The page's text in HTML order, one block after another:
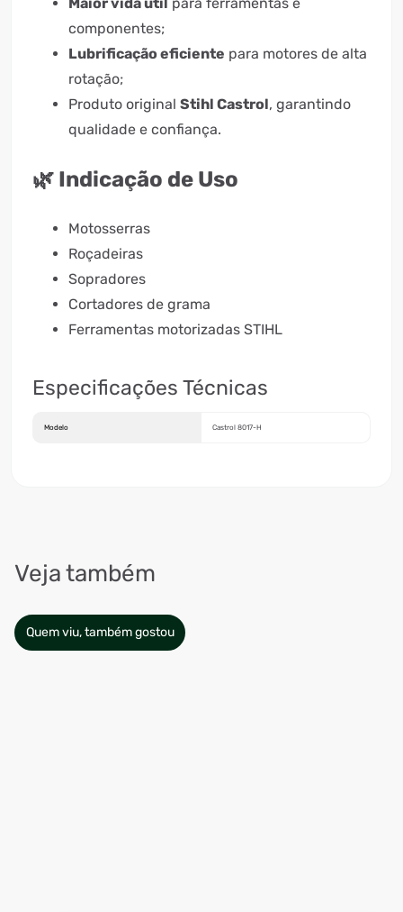
componentes;
Lubrificação eficiente para motores de alta
rotação;
Produto original Stihl Castrol, garantindo
qualidade e confiança.
🌿 Indicação de Uso
Motosserras
Roçadeiras
Sopradores
Cortadores de grama
Ferramentas motorizadas STIHL
Especificações Técnicas
Modelo Castrol 8017-H
Veja também
Quem viu, também gostou